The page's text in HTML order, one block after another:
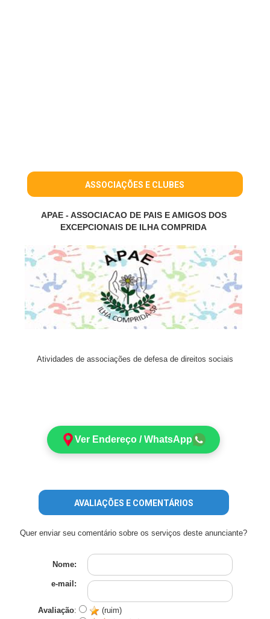
ASSOCIAÇÕES E CLUBES
APAE - ASSOCIACAO DE PAIS E AMIGOS DOS
EXCEPCIONAIS DE ILHA COMPRIDA
Atividades de associações de defesa de direitos sociais
Ver Endereço / WhatsApp
AVALIAÇÕES E COMENTÁRIOS
Quer enviar seu comentário sobre os serviços deste anunciante?
Nome:
e-mail:
Avaliação:
(ruim)